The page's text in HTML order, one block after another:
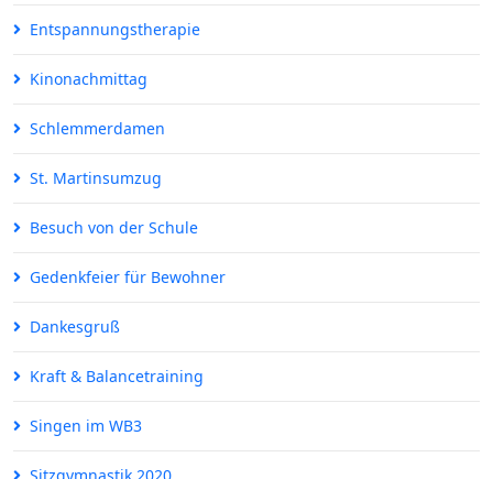
Entspannungstherapie
Kinonachmittag
Schlemmerdamen
St. Martinsumzug
Besuch von der Schule
Gedenkfeier für Bewohner
Dankesgruß
Kraft & Balancetraining
Singen im WB3